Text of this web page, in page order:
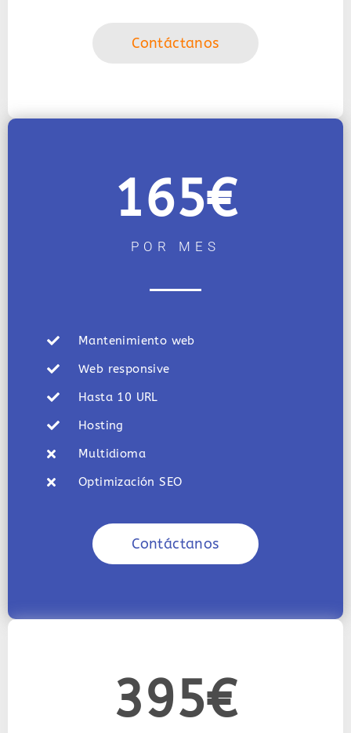
Contáctanos
165€
POR MES
Mantenimiento web
Web responsive
Hasta 10 URL
Hosting
Multidioma
Optimización SEO
Contáctanos
395€